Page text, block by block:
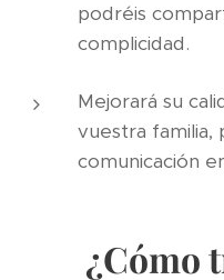
podréis
complicidad.
Mejorará su
vuestra
comunicación
¿Cómo